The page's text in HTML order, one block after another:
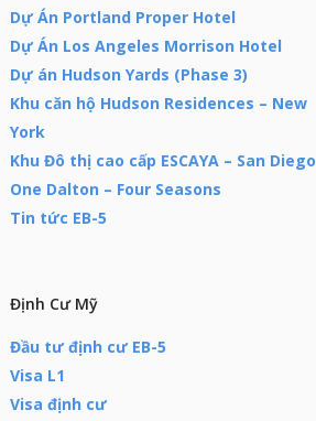
Dự Án Portland Proper Hotel
Dự Án Los Angeles Morrison Hotel
Dự án Hudson Yards (Phase 3)
Khu căn hộ Hudson Residences – New
York
Khu Đô thị cao cấp ESCAYA – San Diego
One Dalton – Four Seasons
Tin tức EB-5
Định Cư Mỹ
Đầu tư định cư EB-5
Visa L1
Visa định cư